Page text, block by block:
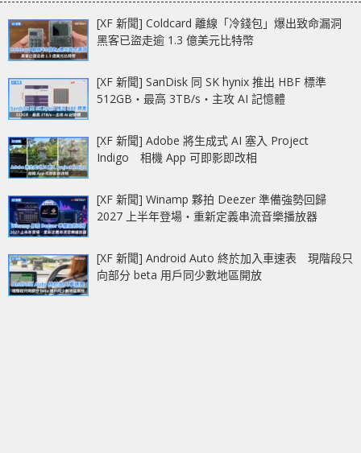
[XF 新聞] Coldcard 離線「冷錢包」爆出致命漏洞
黑客已盜走逾 1.3 億美元比特幣
[XF 新聞] SanDisk 同 SK hynix 推出 HBF 標準
512GB‧最高 3TB/s‧主攻 AI 記憶體
[XF 新聞] Adobe 將生成式 AI 塞入 Project
Indigo 相機 App 可即影即改相
[XF 新聞] Winamp 夥拍 Deezer 準備強勢回歸
2027 上半年登場‧重新定義串流音樂播放器
[XF 新聞] Android Auto 終於加入車速表 現階段只
向部分 beta 用戶同少數地區開放